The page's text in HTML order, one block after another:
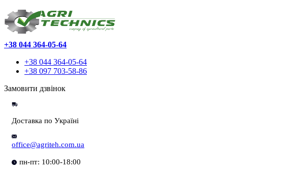
+38 044 364-05-64
+38 044 364-05-64
+38 097 703-58-86
Замовити дзвінок
Доставка по Україні
office@agriteh.com.ua
пн-пт: 10:00-18:00